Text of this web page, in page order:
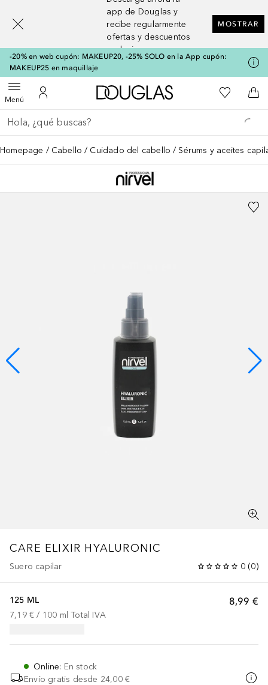
app de Douglas y
recibe regularmente
ofertas y descuentos
exclusivos
MOSTRAR
-20% en web cupón: MAKEUP20, -25% SOLO en la App cupón:
MAKEUP25 en maquillaje
MenúAbrir menúMi cuenta
A Douglas HomeMi lista de
A
Regresar
Ejecutar búsqueda
Homepage Cabello Cuidado del cabello Sérums y aceites
CARE ELIXIR HYALURONIC
Suero capilar 0 (0)
8,99 €
125 ML
7,19 € / 100 ml Total IVA
Online: En stock
Envío gratis desde 24,00 €
[navigation.slideout.screenreader]